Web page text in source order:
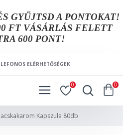
GYŰJTSD A PONTOKAT!
FT VÁSÁRLÁS FELETT
600 PONT!
ELÉRHETŐSÉGEK
0 0
Kapszula 80db